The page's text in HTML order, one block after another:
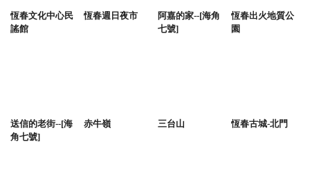
恆春文化中心民
謠館
恆春週日夜市
阿嘉的家--[海角
七號]
恆春出火地質公
園
送信的老街--[海
角七號]
赤牛嶺 三台山 恆春古城-北門